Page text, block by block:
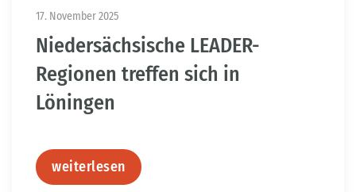
17. November 2025
Niedersächsische LEADER-
Regionen treffen sich in
Löningen
weiterlesen